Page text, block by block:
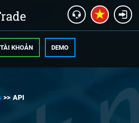
KHOẢN DEMO
>> API